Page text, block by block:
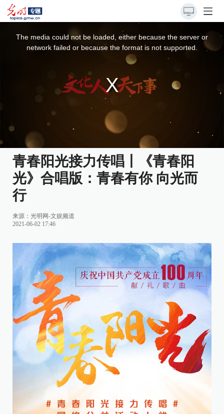
The media could not be loaded, either because the server or
network failed or because the format is not supported.
青春阳光接力传唱丨《青春阳
光》合唱版：青春有你 向光而
行
来源： 光明网-文娱频道
2021-06-02 17:46